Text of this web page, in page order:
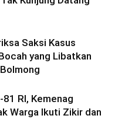
Saksi Kasus
yang Libatkan
RI, Kemenag
Warga Ikuti Zikir dan